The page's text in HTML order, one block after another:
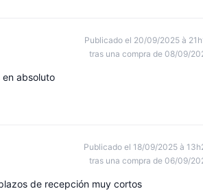
Publicado el 20/09/2025 à
tras una compra de 08/09/
absoluto
Publicado el 18/09/2025 à
tras una compra de 06/09/
de recepción muy cortos